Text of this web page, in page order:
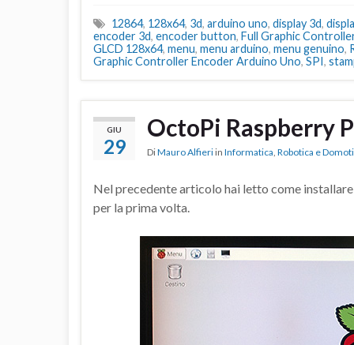
12864, 128x64, 3d, arduino uno, display 3d,
encoder 3d, encoder button, Full Graphic
GLCD 128x64, menu, menu arduino, menu genuino,
Graphic Controller Encoder Arduino Uno, SPI,
GIU
29
OctoPi Raspberry
DiMauro Alfieri in Informatica, Robotica e
Nel precedente articolo hai letto come
per la prima volta.